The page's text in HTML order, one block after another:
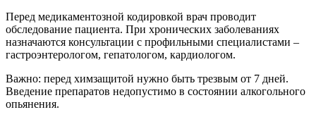
Перед медикаментозной кодировкой врач проводит
обследование пациента. При хронических заболеваниях
назначаются консультации с профильными специалистами –
гастроэнтерологом, гепатологом, кардиологом.
Важно: перед химзащитой нужно быть трезвым от 7 дней.
Введение препаратов недопустимо в состоянии алкогольного
опьянения.